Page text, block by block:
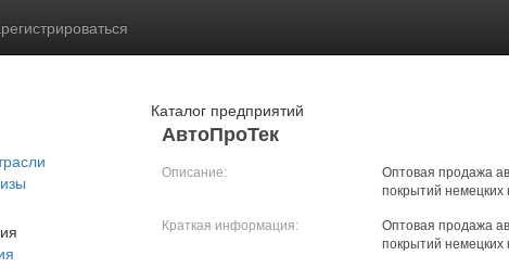
Каталог предприятий
АвтоПроТек
Описание:
Оптовая продажа
покрытий немецких
Краткая информация:
Оптовая продажа
покрытий немецких